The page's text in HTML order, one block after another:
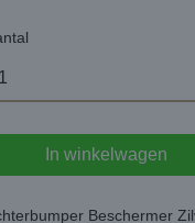
In winkelwagen
Beschermer